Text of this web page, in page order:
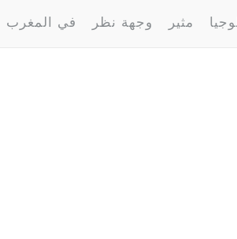
مثير وجهة نظر في المغرب